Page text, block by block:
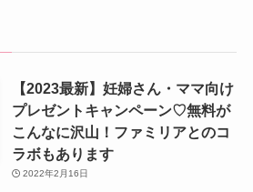
【2023最新】妊婦さん・ママ向け
プレゼントキャンペーン♡無料が
こんなに沢山！ファミリアとのコ
ラボもあります
2022年2月16日